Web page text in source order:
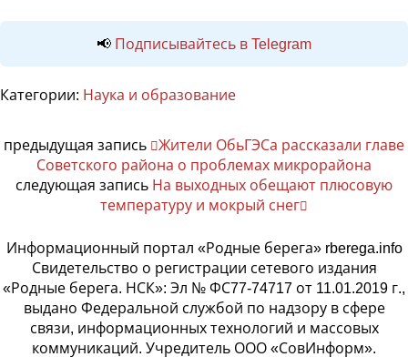
📢 Подписывайтесь в Telegram
Категории: Наука и образование
предыдущая запись
Жители ОбьГЭСа рассказали главе
Советского района о проблемах микрорайона
следующая запись На выходных обещают плюсовую
температуру и мокрый снег
Информационный портал «Родные берега» rberega.info
Свидетельство о регистрации сетевого издания
«Родные берега. НСК»: Эл № ФС77-74717 от 11.01.2019 г.,
выдано Федеральной службой по надзору в сфере
связи, информационных технологий и массовых
коммуникаций. Учредитель ООО «СовИнформ».